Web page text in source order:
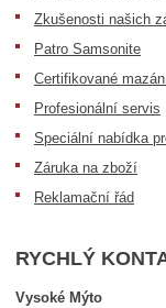
Zkušenosti našich
Patro Samsonite
Certifikované
Profesionální servis
Speciální nabídka
Záruka na zboží
Reklamační řád
RYCHLÝ
Vysoké Mýto